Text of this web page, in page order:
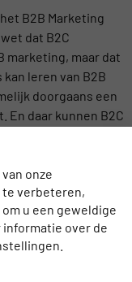
B2B Marketing
dat B2C
marketing, maar dat
leren van B2B
doorgaans een
En daar kunnen B2C
voor de
de laatste
onze
te verbeteren,
u een geweldige
over de